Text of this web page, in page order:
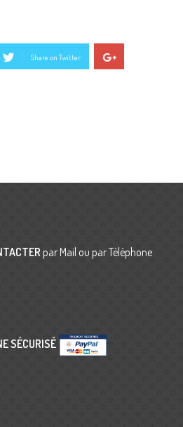
Share on Twitter
par Mail ou par Téléphone
SÉCURISÉ